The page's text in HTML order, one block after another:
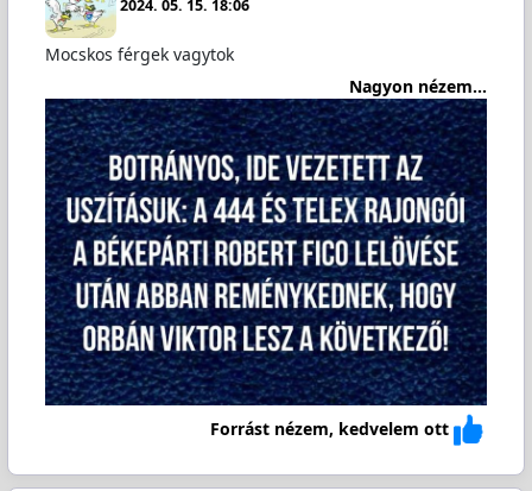
2024. 05. 15. 18:06
Mocskos férgek vagytok
Nagyon nézem...
Forrást nézem, kedvelem ott